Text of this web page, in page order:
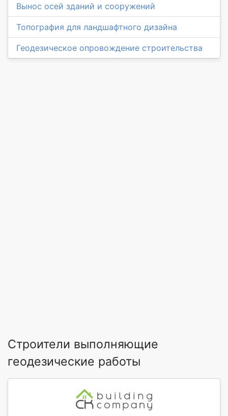
Вынос осей зданий и сооружений
Топография для ландшафтного дизайна
Геодезическое опровождение строительства
Строители выполняющие
геодезические работы